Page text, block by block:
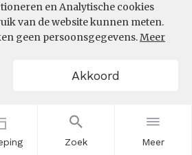
Zoek Meer
en Analytische cookies
van de website kunnen meten.
geen persoonsgegevens.Meer
Akkoord
Bron: LISA
PER 10.000